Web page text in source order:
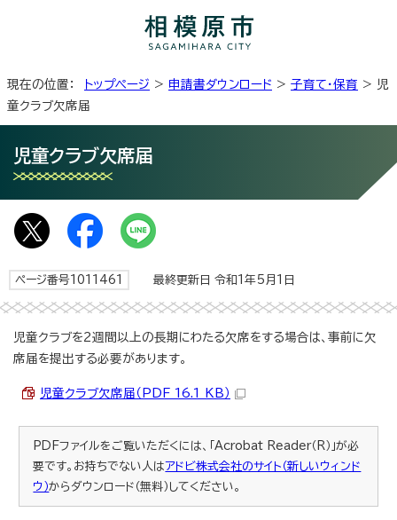
現在の位置： トップページ > 申請書ダウンロード > 子育て・保育 > 児
童クラブ欠席届
児童クラブ欠席届
ページ番号1011461 最終更新日 令和1年5月1日
児童クラブを2週間以上の長期にわたる欠席をする場合は、事前に欠
席届を提出する必要があります。
児童クラブ欠席届（PDF 16.1 KB）
PDFファイルをご覧いただくには、「Acrobat Reader（R）」が必
要です。お持ちでない人はアドビ株式会社のサイト（新しいウィンド
ウ）からダウンロード（無料）してください。